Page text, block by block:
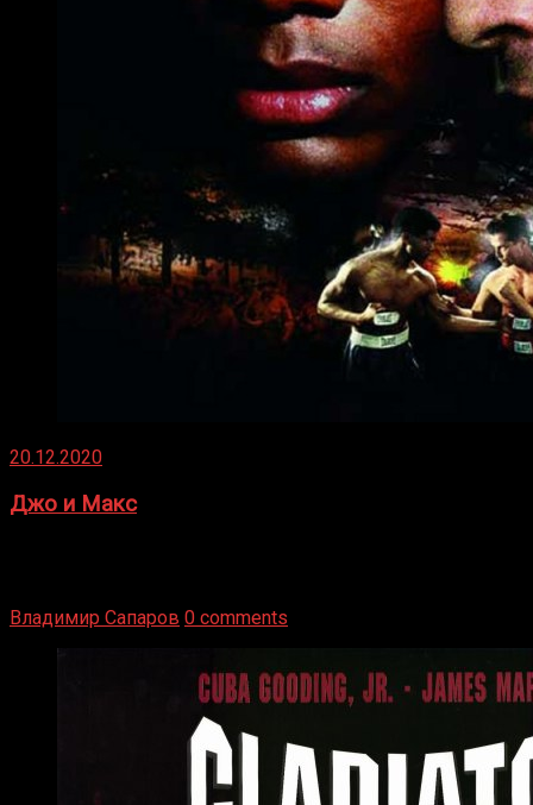
20.12.2020
Джо и Макс
Владимир Сапаров 0 comments